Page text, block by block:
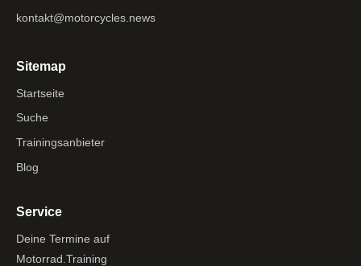
kontakt@motorcycles.news
Sitemap
Startseite
Suche
Trainingsanbieter
Blog
Service
Deine Termine auf
Motorrad.Training